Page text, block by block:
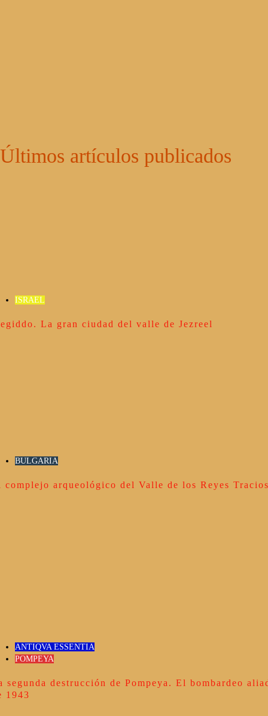
Últimos artículos publicados
ISRAEL
La gran ciudad del valle de Jezreel
BULGARIA
complejo arqueológico del Valle de los Reyes
ANTIQVA ESSENTIA
POMPEYA
segunda destrucción de Pompeya. El bombardeo
1943